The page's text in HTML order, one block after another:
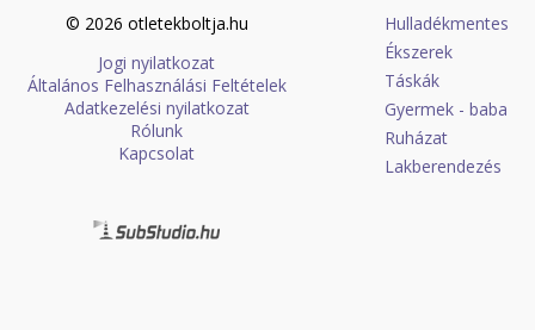
© 2026 otletekboltja.hu
Jogi nyilatkozat
Általános Felhasználási Feltételek
Adatkezelési nyilatkozat
Rólunk
Kapcsolat
Hulladékmentes
Ékszerek
Táskák
Gyermek - baba
Ruházat
Lakberendezés